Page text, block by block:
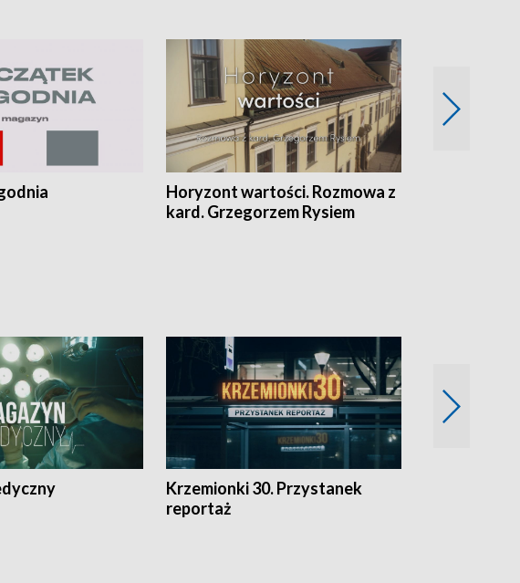
Horyzont wartości. Rozmowa z
kard. Grzegorzem Rysiem
Krzemionki 30. Przystanek
reportaż